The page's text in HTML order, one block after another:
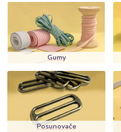
Gumy
Posunovače